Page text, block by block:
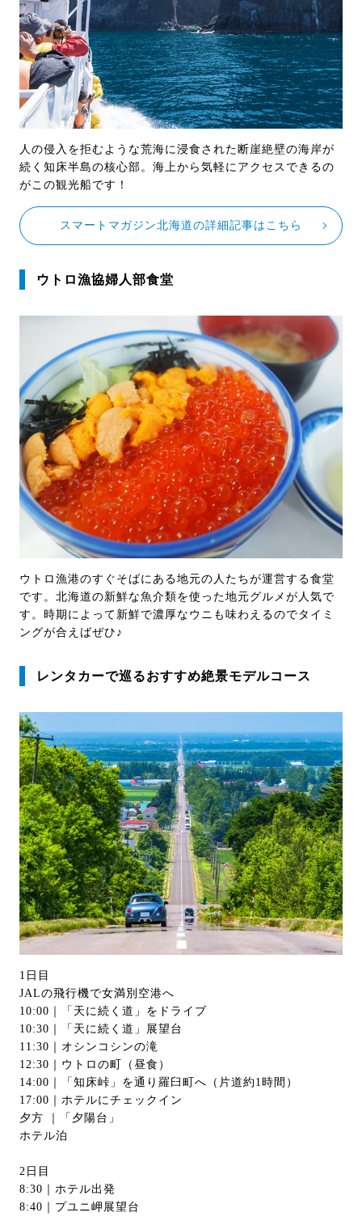
人の侵入を拒むような荒海に浸食された断崖絶壁の海岸が
続く知床半島の核心部。海上から気軽にアクセスできるの
がこの観光船です！
スマートマガジン北海道の詳細記事はこちら
ウトロ漁協婦人部食堂
ウトロ漁港のすぐそばにある地元の人たちが運営する食堂
です。北海道の新鮮な魚介類を使った地元グルメが人気で
す。時期によって新鮮で濃厚なウニも味わえるのでタイミ
ングが合えばぜひ♪
レンタカーで巡るおすすめ絶景モデルコース
1日目
JALの飛行機で女満別空港へ
10:00｜「天に続く道」をドライブ
10:30｜「天に続く道」展望台
11:30｜オシンコシンの滝
12:30｜ウトロの町（昼食）
14:00｜「知床峠」を通り羅臼町へ（片道約1時間）
17:00｜ホテルにチェックイン
夕方 ｜「夕陽台」
ホテル泊
2日目
8:30｜ホテル出発
8:40｜プユニ岬展望台